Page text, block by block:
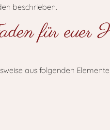
beschrieben.
für euer
aus folgenden